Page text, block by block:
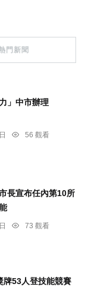
門新聞
」中市辦理
56 觀看
長宣布任內第10所
73 觀看
牌53人登技能競賽